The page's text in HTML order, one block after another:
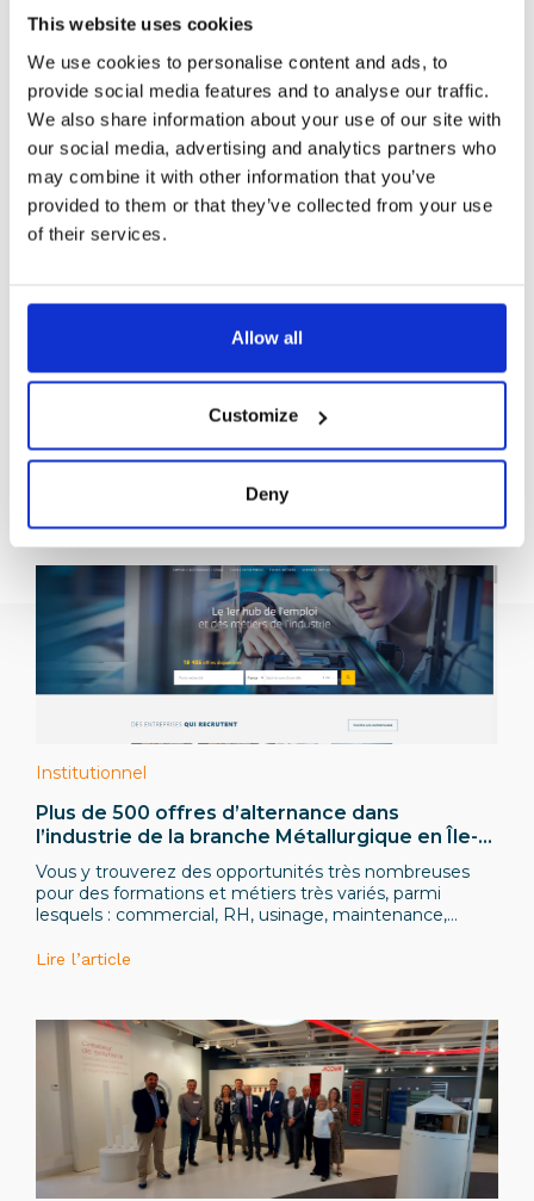
This website uses cookies
We use cookies to personalise content and ads, to
provide social media features and to analyse our traffic.
We also share information about your use of our site with
our social media, advertising and analytics partners who
may combine it with other information that you’ve
provided to them or that they’ve collected from your use
of their services.
Allow all
Customize
Deny
Articles associés
CATU ouvre ses portes aux experts du GIM
Catherine Emmanuel, Arthur GROUSSIER, Naomi
équipes de CATU, entreprise adhérente située à
Institutionnel
Plus de 500 offres d’alternance dans
l’industrie de la branche Métallurgique en Île-
de-France sur le site L’Industrie Recrute !
Vous y trouverez des opportunités très nombreuses
pour des formations et métiers très variés, parmi
lesquels : commercial, RH, usinage, maintenance,
projets, etc.
Lire l’article